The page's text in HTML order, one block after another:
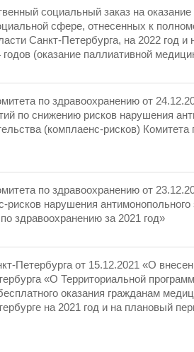
социальный заказ на
сфере, отнесенных к
Санкт-Петербурга, на 2022 год
годов (оказание паллиативной
по здравоохранению от
по снижению рисков нарушения
(комплаенс-рисков)
по здравоохранению от
рисков нарушения антимонопольного
здравоохранению за 2021 год»
Петербурга от 15.12.2021 «О
«О Территориальной
оказания гражданам
на 2021 год и на плановый